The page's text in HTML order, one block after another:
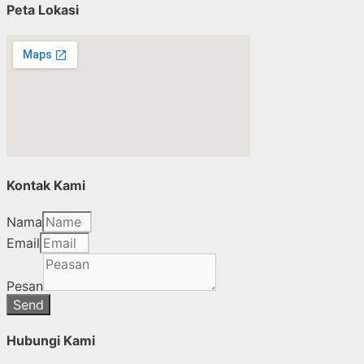
Peta Lokasi
Kontak Kami
Nama
Email
Pesan
Send
Hubungi Kami